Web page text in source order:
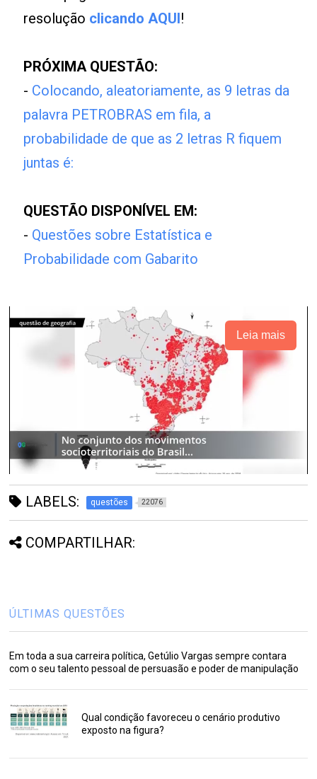
resolução clicando AQUI!
PRÓXIMA QUESTÃO:
- Colocando, aleatoriamente, as 9 letras da
palavra PETROBRAS em fila, a
probabilidade de que as 2 letras R fiquem
juntas é:
QUESTÃO DISPONÍVEL EM:
- Questões sobre Estatística e
Probabilidade com Gabarito
Leia mais
LABELS: questões 22076
COMPARTILHAR:
ÚLTIMAS QUESTÕES
Em toda a sua carreira política, Getúlio Vargas sempre contara
com o seu talento pessoal de persuasão e poder de manipulação
Qual condição favoreceu o cenário produtivo
exposto na figura?